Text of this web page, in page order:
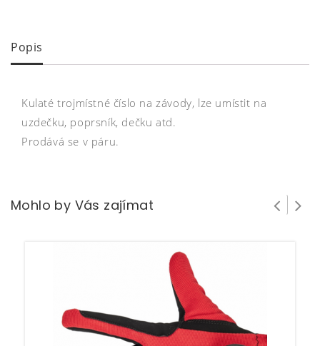
Popis
Kulaté trojmístné číslo na závody, lze umístit na
uzdečku, poprsník, dečku atd.
Prodává se v páru.
Mohlo by Vás zajímat